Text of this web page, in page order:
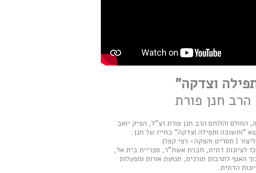
וצדקה"
הרב חנן פורת
החולם והלוחם הרב חנן פורת זצ"ל, הפיק יואב
"ותשובה ותפילה וצדקה" בחייו של חנן.
| תסריט והפקה- רפי קפלן
לציונות דתית, חברת אשח"ר, ספריית בית אל,
האגף לתרבות תורנית, תנועת אורות ומפעלות
הדתית.